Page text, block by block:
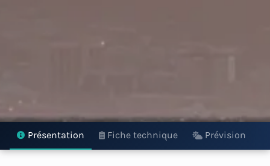
Présentation Fiche technique Prévision